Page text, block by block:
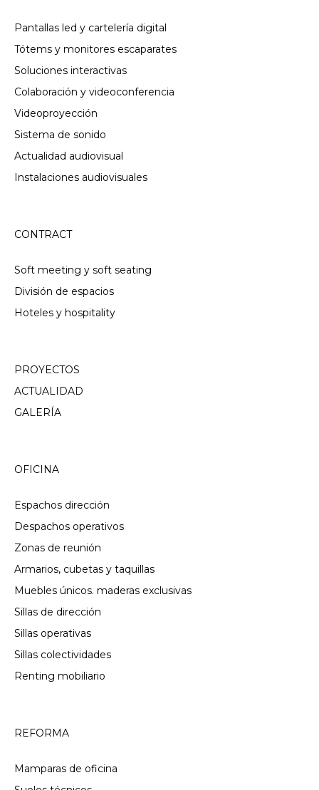
Pantallas led y cartelería digital
Tótems y monitores escaparates
Soluciones interactivas
Colaboración y videoconferencia
Videoproyección
Sistema de sonido
Actualidad audiovisual
Instalaciones audiovisuales
CONTRACT
Soft meeting y soft seating
División de espacios
Hoteles y hospitality
PROYECTOS
ACTUALIDAD
GALERÍA
OFICINA
Espachos dirección
Despachos operativos
Zonas de reunión
Armarios, cubetas y taquillas
Muebles únicos. maderas exclusivas
Sillas de dirección
Sillas operativas
Sillas colectividades
Renting mobiliario
REFORMA
Mamparas de oficina